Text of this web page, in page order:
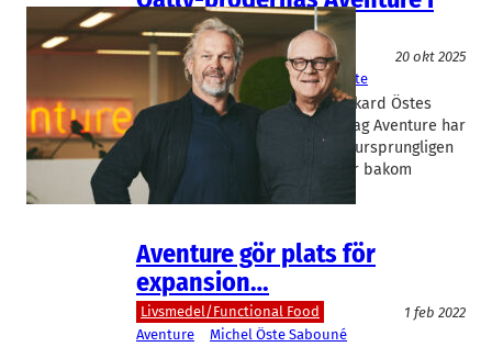
konkurs
Livsmedel/Functional Food
20 okt 2025
Aventure
Björn Öste Rickard Öste
Oatly-grundarna Björn och Rickard Östes
forsknings- och utvecklingsbolag Aventure har
försatts i konkurs. Bolaget var ursprungligen
en del av Oatly-sfären och står bakom
Lundabolag som…
Aventure gör plats för
expansion…
Livsmedel/Functional Food
1 feb 2022
Aventure
Michel Öste Sabouné